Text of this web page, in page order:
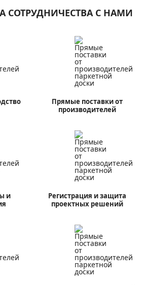
СОТРУДНИЧЕСТВА С НАМИ
Прямые поставки от
производителей
и
Регистрация и защита
проектных решений